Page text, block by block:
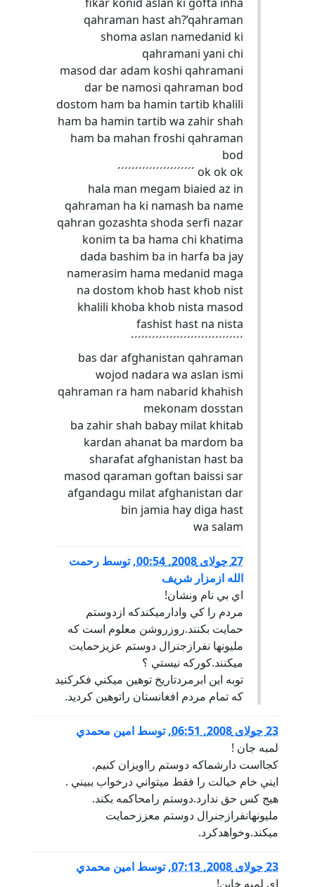
fikar konid aslan ki gofta inha
qahraman hast ah?’qahraman
shoma aslan namedanid ki
qahramani yani chi
masod dar adam koshi qahramani
dar be namosi qahraman bod
dostom ham ba hamin tartib khalili
ham ba hamin tartib wa zahir shah
ham ba mahan froshi qahraman
bod
ok ok ok ´´´´´´´´´´´´´´´´´´´´´´
hala man megam biaied az in
qahraman ha ki namash ba name
qahran gozashta shoda serfi nazar
konim ta ba hama chi khatima
dada bashim ba in harfa ba jay
namerasim hama medanid maga
na dostom khob hast khob nist
khalili khoba khob nista masod
fashist hast na nista
´´´´´´´´´´´´´´´´´´´´´´´´´´´´´´´´
bas dar afghanistan qahraman
wojod nadara wa aslan ismi
qahraman ra ham nabarid khahish
mekonam dosstan
ba zahir shah babay milat khitab
kardan ahanat ba mardom ba
sharafat afghanistan hast ba
masod qaraman goftan baissi sar
afgandagu milat afghanistan dar
bin jamia hay diga hast
wa salam
27 جولای 2008, 00:54 ,توسط رحمت
الله ازمزار شريف
اي بي نام ونشان!
مردم را كي وادارميكندكه ازدوستم
حمايت بكنند.روزروشن معلوم است كه
مليونها نفرازجنرال دوستم عزيزحمايت
ميكنند.كوركه نيستي ؟
توبه اين ابرمردتاريخ توهين ميكني فكركنيد
كه تمام مردم افغانستان راتوهين كرديد.
23 جولای 2008, 06:51 ,توسط امين محمدي
لمبه جان !
كجااست دارشماكه دوستم رااويزان كنيم.
ايني خام خيالت را فقط ميتواني درخواب ببيني .
هيج كس حق ندارد.دوستم رامحاكمه بكند.
مليونهانفرازجنرال دوستم معززحمايت
ميكند.وخواهدكرد.
23 جولای 2008, 07:13 ,توسط امين محمدي
اي لمبه خاين!